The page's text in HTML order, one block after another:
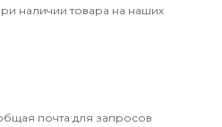
наличии товара на наших
почта для запросов